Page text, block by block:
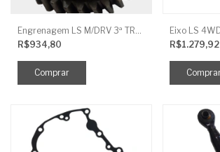
R$934,80
R$1.279,92